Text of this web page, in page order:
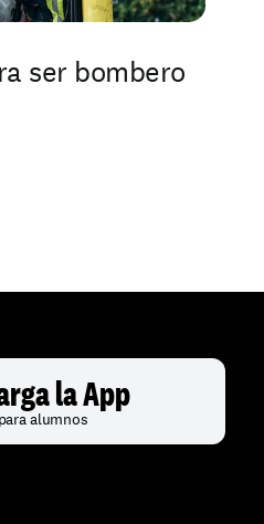
ser bombero
la App
alumnos